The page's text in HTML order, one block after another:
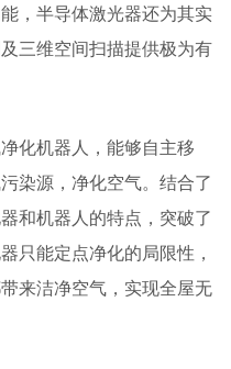
，半导体激光器还为其实
三维空间扫描提供极为有
化机器人，能够自主移
染源，净化空气。结合了
和机器人的特点，突破了
只能定点净化的局限性，
来洁净空气，实现全屋无